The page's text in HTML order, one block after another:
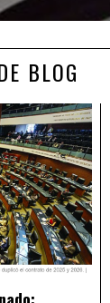
BLOG